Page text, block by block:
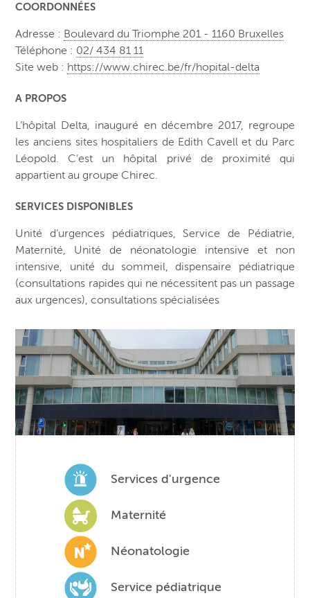
COORDONNÉES
Adresse : Boulevard du Triomphe 201 - 1160 Bruxelles
Téléphone : 02/ 434 81 11
Site web : https://www.chirec.be/fr/hopital-delta
A PROPOS
L’hôpital Delta, inauguré en décembre 2017, regroupe
les anciens sites hospitaliers de Edith Cavell et du Parc
Léopold. C’est un hôpital privé de proximité qui
appartient au groupe Chirec.
SERVICES DISPONIBLES
Unité d’urgences pédiatriques, Service de Pédiatrie,
Maternité, Unité de néonatologie intensive et non
intensive, unité du sommeil, dispensaire pédiatrique
(consultations rapides qui ne nécessitent pas un passage
aux urgences), consultations spécialisées
Services d'urgence
Maternité
Néonatologie
Service pédiatrique